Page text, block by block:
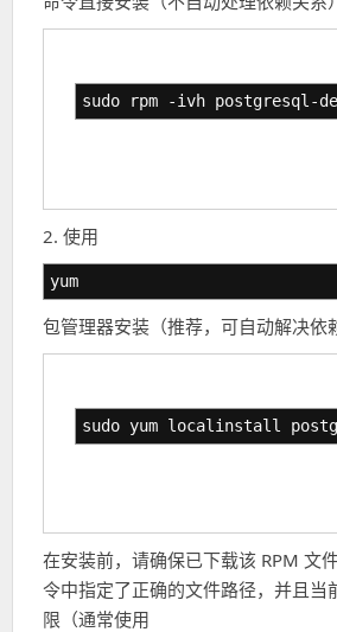
sudo rpm -ivh postgresql-
2. 使用
yum
包管理器安装（推荐，可自动解决依
sudo yum localinstall
在安装前，请确保已下载该 RPM 文
令中指定了正确的文件路径，并且当
限（通常使用